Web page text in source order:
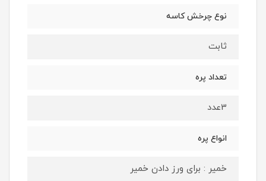
نوع چرخش کاسه
ثابت
تعداد پره
3عدد
انواع پره
خمیر : برای ورز دادن خمیر